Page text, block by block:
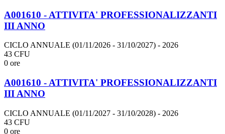
A001610 - ATTIVITA' PROFESSIONALIZZANTI
III ANNO
CICLO ANNUALE (01/11/2026 - 31/10/2027) - 2026
43 CFU
0 ore
A001610 - ATTIVITA' PROFESSIONALIZZANTI
III ANNO
CICLO ANNUALE (01/11/2027 - 31/10/2028) - 2026
43 CFU
0 ore